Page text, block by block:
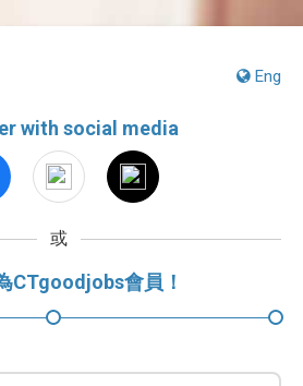
Eng
with social media
或
CTgoodjobs會員！